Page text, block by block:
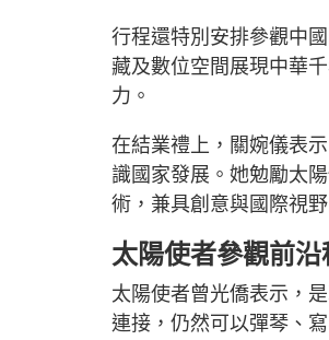
行程還特別安排參觀中
藏及數位空間展現中華
力。
在結業禮上，關婉儀表
識國家發展。她勉勵太
術，兼具創意與國際視
太陽使者參觀前
太陽使者曾光僑表示，
連接，仍然可以彈琴、